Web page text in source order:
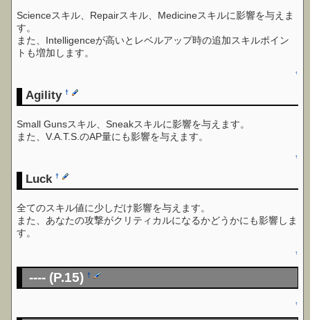
Scienceスキル、Repairスキル、Medicineスキルに影響を与えま
す。
また、Intelligenceが高いとレベルアップ時の追加スキルポイン
トも増加します。
↑
Agility†
Small Gunsスキル、Sneakスキルに影響を与えます。
また、V.A.T.S.のAP量にも影響を与えます。
↑
Luck†
全てのスキル値に少しだけ影響を与えます。
また、あなたの攻撃がクリティカルになるかどうかにも影響しま
す。
↑
---- (P.15)†
↑